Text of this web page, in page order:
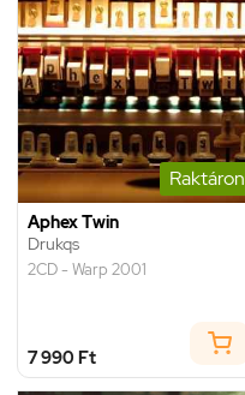
Raktáron
Aphex Twin
Drukqs
2CD - Warp 2001
7 990 Ft